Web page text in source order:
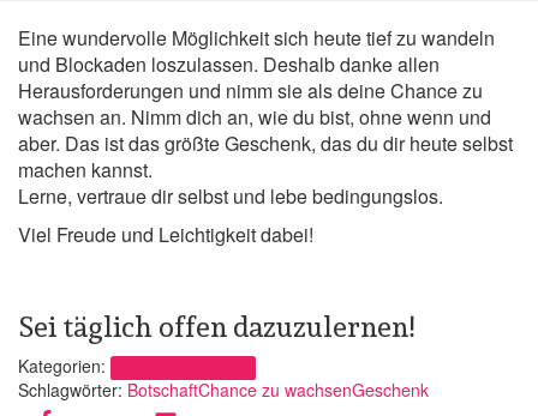
Eine wundervolle Möglichkeit sich heute tief zu wandeln
und Blockaden loszulassen. Deshalb danke allen
Herausforderungen und nimm sie als deine Chance zu
wachsen an. Nimm dich an, wie du bist, ohne wenn und
aber. Das ist das größte Geschenk, das du dir heute selbst
machen kannst.
Lerne, vertraue dir selbst und lebe bedingungslos.
Viel Freude und Leichtigkeit dabei!
Sei täglich offen dazuzulernen!
Kategorien:
Schlagwörter: BotschaftChance zu wachsenGeschenk